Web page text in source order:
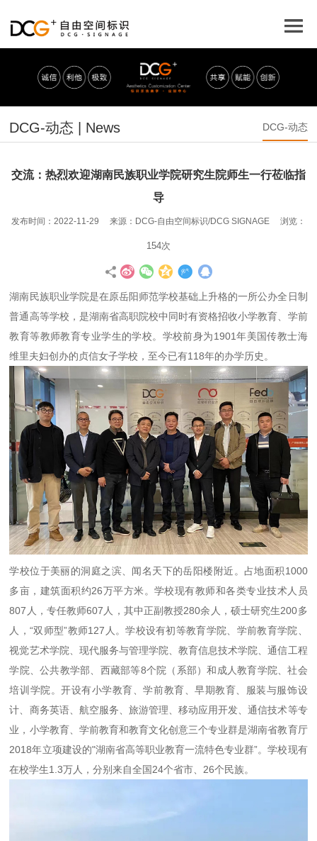
DCG-动态 | News DCG-动态
交流：热烈欢迎湖南民族职业学院研究生院师生一行莅临指
导
发布时间：2022-11-29 来源：DCG-自由空间标识/DCG SIGNAGE 浏览：
154次
湖南民族职业学院是在原岳阳师范学校基础上升格的一所公办全日制
普通高等学校，是湖南省高职院校中同时有资格招收小学教育、学前
教育等教师教育专业学生的学校。学校前身为1901年美国传教士海
维里夫妇创办的贞信女子学校，至今已有118年的办学历史。
学校位于美丽的洞庭之滨、闻名天下的岳阳楼附近。占地面积1000
多亩，建筑面积约26万平方米。学校现有教师和各类专业技术人员
807人，专任教师607人，其中正副教授280余人，硕士研究生200多
人，“双师型”教师127人。学校设有初等教育学院、学前教育学院、
视觉艺术学院、现代服务与管理学院、教育信息技术学院、通信工程
学院、公共教学部、西藏部等8个院（系部）和成人教育学院、社会
培训学院。开设有小学教育、学前教育、早期教育、服装与服饰设
计、商务英语、航空服务、旅游管理、移动应用开发、通信技术等专
业，小学教育、学前教育和教育文化创意三个专业群是湖南省教育厅
2018年立项建设的"湖南省高等职业教育一流特色专业群”。学校现有
在校学生1.3万人，分别来自全国24个省市、26个民族。